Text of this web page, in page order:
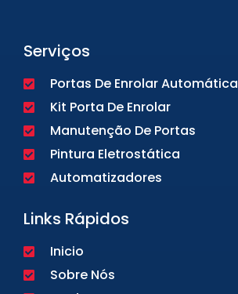
Serviços
Portas De Enrolar Automática
Kit Porta De Enrolar
Manutenção De Portas
Pintura Eletrostática
Automatizadores
Links Rápidos
Inicio
Sobre Nós